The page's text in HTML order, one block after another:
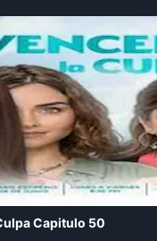
Capitulo 50